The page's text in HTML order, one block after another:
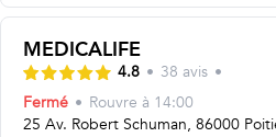
MEDICALIFE
4.8 • 38 avis •
Fermé • Rouvre à 14:00
25 Av. Robert Schuman, 86000